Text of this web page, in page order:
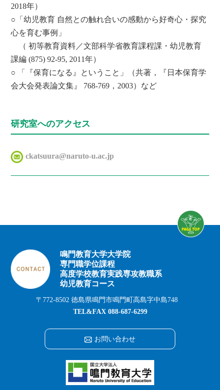
2018年）
○「幼児教育 自然との触れ合いの感動から好奇心・探究
心を育む事例」
（ 初等教育資料／文部科学省教育課程課・幼児教育
課編 (875) 92-95, 2011年）
○ 「『保育になる』ということ」（共著，『日本保育学
会大会発表論文集』 768-769，2003）など
研究室へのアクセス
ckatsuura@naruto-u.ac.jp
鳴門教育大学大学院
専門職学位課程
高度学校教育実践専攻教職系
幼児教育コース
〒772-8502 徳島県鳴門市鳴門町高島字中島748
TEL&FAX 088-687-6299
お問い合わせ